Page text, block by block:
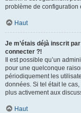
problème de configuration
Haut
Je m’étais déjà inscrit
connecter ?!
Il est possible qu’un
pour une quelconque
périodiquement les
données. Si tel était le
plus activement aux
Haut